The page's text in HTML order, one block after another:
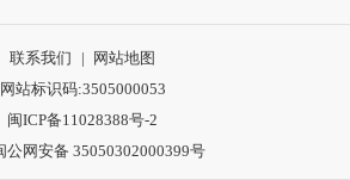
联系我们 |
网站地图
网站标识码:3505000053
闽ICP备11028388号-2
公网安备 35050302000399号